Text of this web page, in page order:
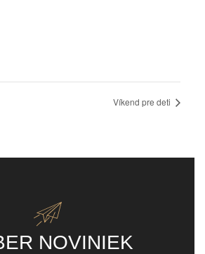
Víkend pre deti
NOVINIEK